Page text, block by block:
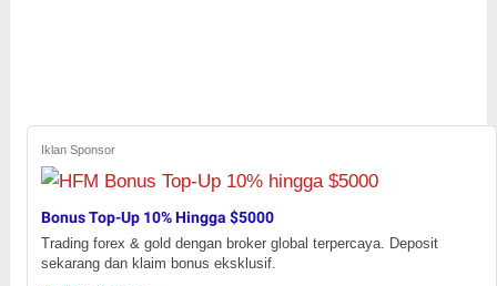
Iklan Sponsor
Bonus Top-Up 10% Hingga $5000
Trading forex & gold dengan broker global terpercaya. Deposit
sekarang dan klaim bonus eksklusif.